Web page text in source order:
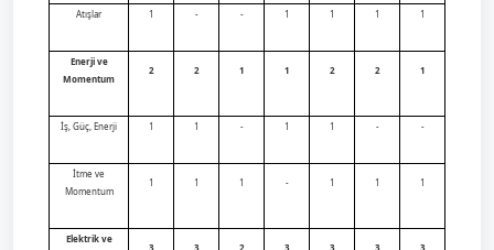
Atışlar 1 - - 1 1 1 1
Enerji ve
Momentum
2 2 1 1 2 2 1
İş, Güç, Enerji 1 1 - 1 1 - -
İtme ve
Momentum
1 1 1 - 1 1 1
Elektrik ve
3 3 2 3 3 3 3